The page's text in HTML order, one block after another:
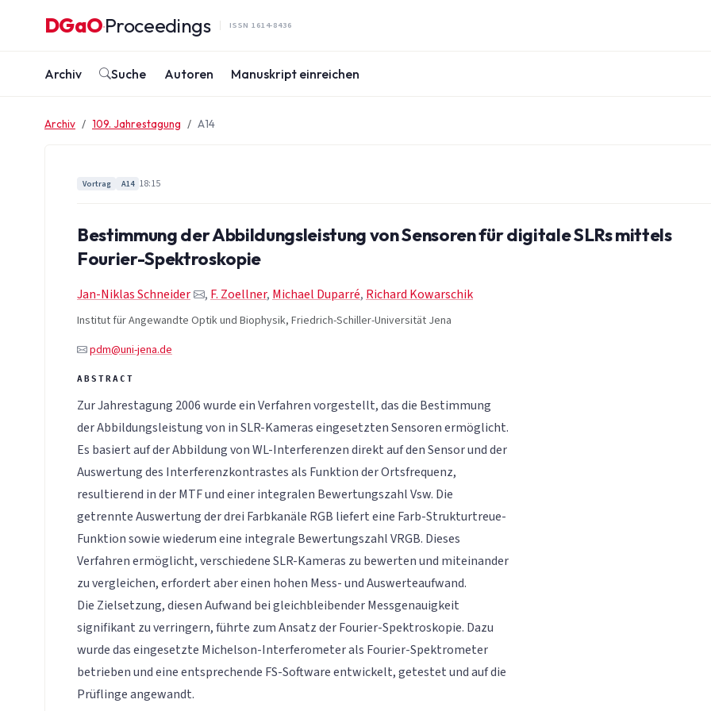
DGaO·Proceedings ISSN 1614-8436
Archiv Suche Autoren Manuskript einreichen
Archiv 109. Jahrestagung A14
Vortrag A14 18:15
Bestimmung der Abbildungsleistung von Sensoren für digitale SLRs mittels
Fourier-Spektroskopie
Jan-Niklas Schneider , F. Zoellner, Michael Duparré, Richard Kowarschik
Institut für Angewandte Optik und Biophysik, Friedrich-Schiller-Universität Jena
pdm@uni-jena.de
Zur Jahrestagung 2006 wurde ein Verfahren vorgestellt, das die Bestimmung
der Abbildungsleistung von in SLR-Kameras eingesetzten Sensoren ermöglicht.
Es basiert auf der Abbildung von WL-Interferenzen direkt auf den Sensor und der
Auswertung des Interferenzkontrastes als Funktion der Ortsfrequenz,
resultierend in der MTF und einer integralen Bewertungszahl Vsw. Die
getrennte Auswertung der drei Farbkanäle RGB liefert eine Farb-Strukturtreue-
Funktion sowie wiederum eine integrale Bewertungszahl VRGB. Dieses
Verfahren ermöglicht, verschiedene SLR-Kameras zu bewerten und miteinander
zu vergleichen, erfordert aber einen hohen Mess- und Auswerteaufwand.
Die Zielsetzung, diesen Aufwand bei gleichbleibender Messgenauigkeit
signifikant zu verringern, führte zum Ansatz der Fourier-Spektroskopie. Dazu
wurde das eingesetzte Michelson-Interferometer als Fourier-Spektrometer
betrieben und eine entsprechende FS-Software entwickelt, getestet und auf die
Prüflinge angewandt.